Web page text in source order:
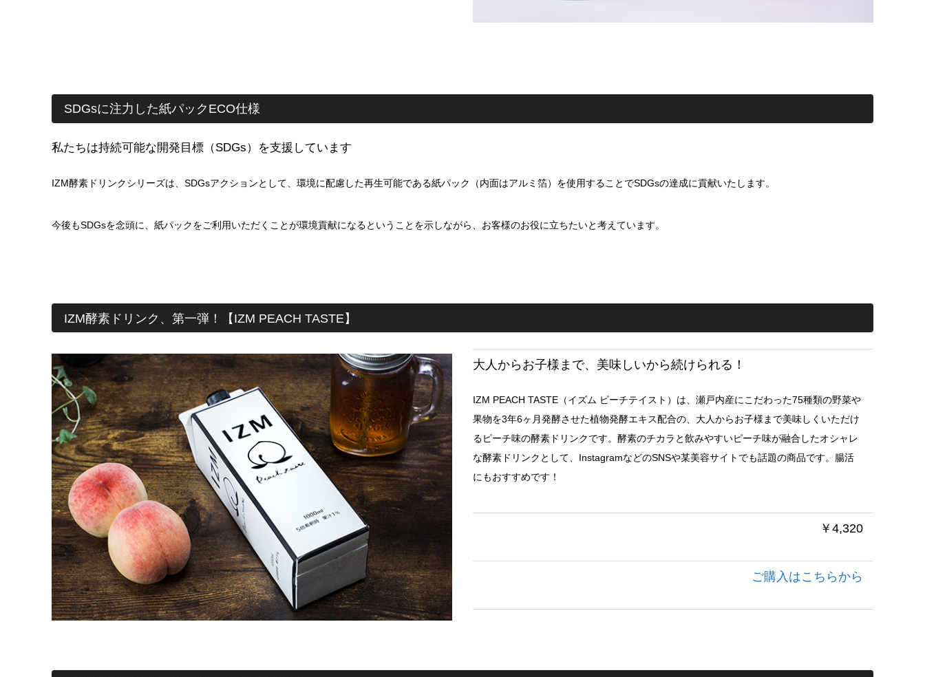
SDGsに注力した紙パックECO仕様
私たちは持続可能な開発目標（SDGs）を支援しています
IZM酵素ドリンクシリーズは、SDGsアクションとして、環境に配慮した再生可能である紙パック（内面はアルミ箔）を使用することでSDGsの達成に貢献いたします。
今後もSDGsを念頭に、紙パックをご利用いただくことが環境貢献になるということを示しながら、お客様のお役に立ちたいと考えています。
IZM酵素ドリンク、第一弾！ 【IZM PEACH TASTE】
大人からお子様まで、美味しいから続けられる！
IZM PEACH TASTE（イズム ピーチテイスト）は、瀬戸内産にこだわった75種類の野菜や
果物を3年6ヶ月発酵させた植物発酵エキス配合の、大人からお子様まで美味しくいただけ
るピーチ味の酵素ドリンクです。酵素のチカラと飲みやすいピーチ味が融合したオシャレ
な酵素ドリンクとして、InstagramなどのSNSや某美容サイトでも話題の商品です。腸活
にもおすすめです！
￥4,320
ご購入はこちらから